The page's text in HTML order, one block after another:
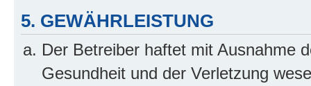
5. GEWÄHRLEISTUNG
Der Betreiber haftet mit Ausnahme
Gesundheit und der Verletzung